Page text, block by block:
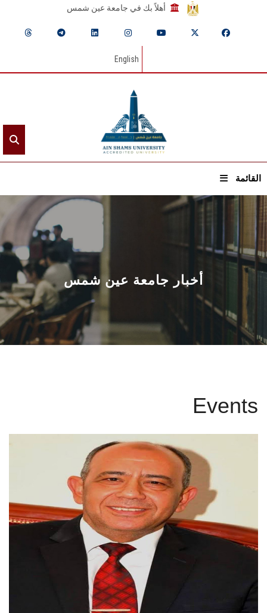
أهلاً بك في جامعة عين شمس
English
القائمة
الرئيسيـة
عن الجامعة
القطاعـات
الشئون الأكاديمية
البحث العلمي
الأنظمة الذكية
تواصل معنا
أخبار جامعة عين شمس
Events